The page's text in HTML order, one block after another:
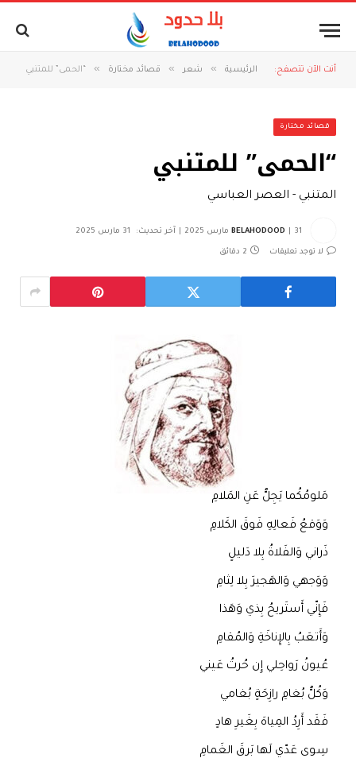
أنت الآن تتصفح: الرئيسية » شعر » قصائد مختارة » “الحمى” للمتنبي
قصائد مختارة
“الحمى” للمتنبي
المتنبي - العصر العباسي
BELAHODOOD 31 مارس 2025 آخر تحديث: 31 مارس 2025
لا توجد تعليقات 2 دقائق
مَلومُكُما يَجِلُّ عَنِ المَلامِ
وَوَقعُ فَعالِهِ فَوقَ الكَلامِ
ذَراني وَالفَلاةُ بِلا دَليلٍ
وَوَجهي وَالهَجيرَ بِلا لِثامِ
فَإِنّي أَستَريحُ بِذي وَهَذا
وَأَتعَبُ بِالإِناخَةِ وَالمُقامِ
عُيونُ رَواحِلي إِن حُرتُ عَيني
وَكُلُّ بُغامِ رازِحَةٍ بُغامي
فَقَد أَرِدُ المِياهَ بِغَيرِ هادٍ
سِوى عَدّي لَها بَرقَ الغَمامِ